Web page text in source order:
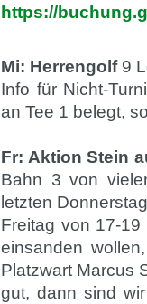
https://
Mi: Herrengolf 9
Info für Nicht-
an Tee 1 belegt,
Fr: Aktion Stein
Bahn 3 von
letzten
Freitag von 17-
einsanden
Platzwart Marcus
gut, dann sind